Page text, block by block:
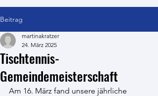
Beitrag
Tischtennis-
Gemeindemeisterschaft
martinakratzer
24. März 2025
Am 16. März fand unsere jährliche